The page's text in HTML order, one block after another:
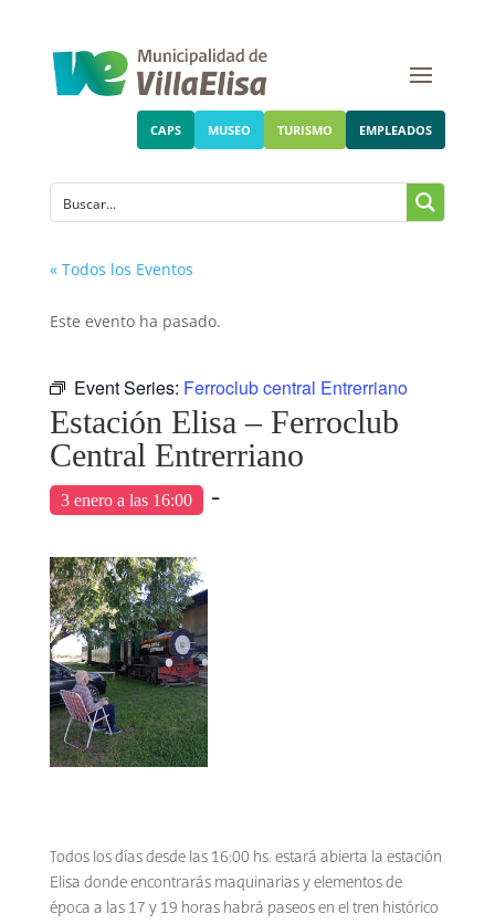
CAPS MUSEO TURISMO EMPLEADOS
« Todos los Eventos
Este evento ha pasado.
Event Series: Ferroclub central Entrerriano
Estación Elisa – Ferroclub
Central Entrerriano
3 enero a las 16:00 -
Todos los días desde las 16:00 hs. estará abierta la estación
Elisa donde encontrarás maquinarias y elementos de
época a las 17 y 19 horas habrá paseos en el tren histórico